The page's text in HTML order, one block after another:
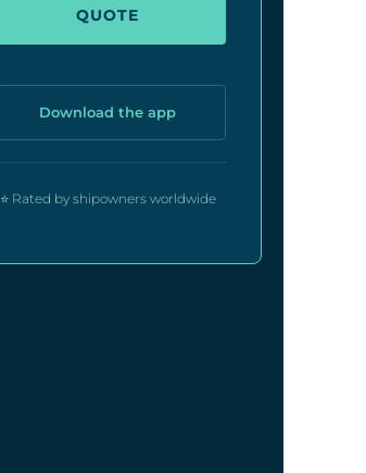
QUOTE
Download the app
⭐ Rated by shipowners worldwide